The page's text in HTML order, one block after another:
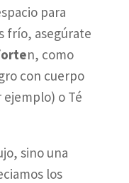
para
frío, asegúrate
n, como
con cuerpo
ejemplo) o Té
sino una
los